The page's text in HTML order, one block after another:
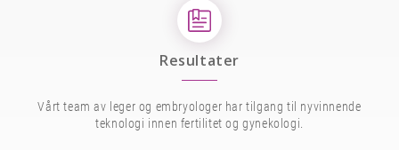
Resultater
Vårt team av leger og embryologer har tilgang til nyvinnende
teknologi innen fertilitet og gynekologi.